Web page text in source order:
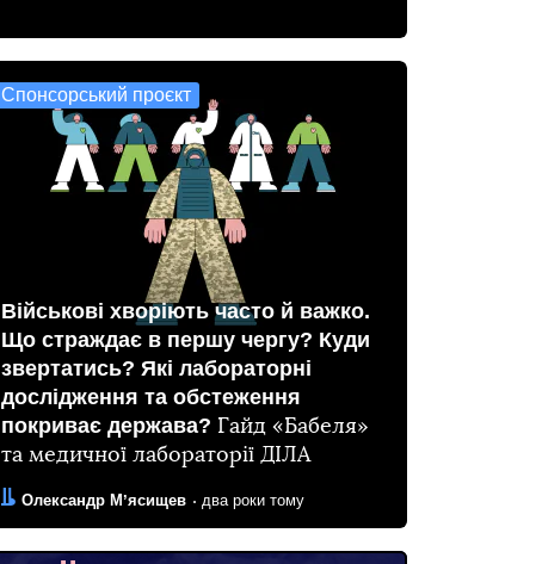
Спонсорський проєкт
Військові хворіють часто й важко.
Що страждає в першу чергу? Куди
звертатись? Які лабораторні
дослідження та обстеження
покриває держава? Гайд «Бабеля»
та медичної лабораторії ДІЛА
Автор:
Олександр Мʼясищев
Дата: два роки тому